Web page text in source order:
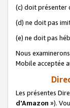
(c) doit présenter
(d) ne doit pas
(e) ne doit pas
Nous
Mobile acceptée
Les présentes
d'Amazon »).